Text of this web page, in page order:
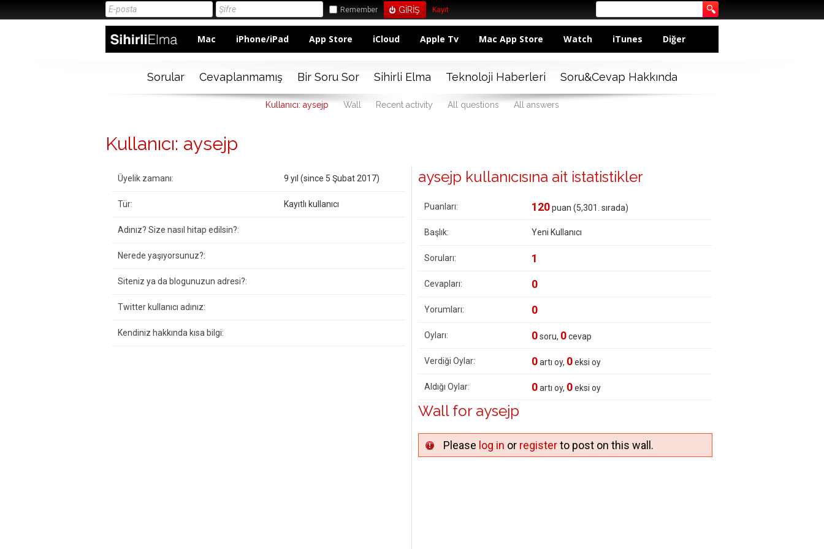
Remember Kayıt
Mac iPhone/iPad App Store iCloud Apple Tv Mac App Store Watch iTunes Diğer
Sorular Cevaplanmamış Bir Soru Sor Sihirli Elma Teknoloji Haberleri Soru&Cevap Hakkında
Kullanıcı: aysejp Wall Recent activity All questions All answers
Kullanıcı: aysejp
Üyelik zamanı: 9 yıl (since 5 Şubat 2017)
Tür: Kayıtlı kullanıcı
Adınız? Size nasıl hitap edilsin?:
Nerede yaşıyorsunuz?:
Siteniz ya da blogunuzun adresi?:
Twitter kullanıcı adınız:
Kendiniz hakkında kısa bilgi:
aysejp kullanıcısına ait istatistikler
Puanları: 120puan (5,301 . sırada)
Başlık: Yeni Kullanıcı
Soruları: 1
Cevapları: 0
Yorumları: 0
Oyları: 0soru, 0cevap
Verdiği Oylar: 0artı oy, 0eksi oy
Aldığı Oylar: 0artı oy, 0eksi oy
Wall for aysejp
Please log in or registerto post on this wall.